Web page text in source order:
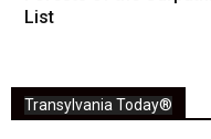
List
Transylvania Today®